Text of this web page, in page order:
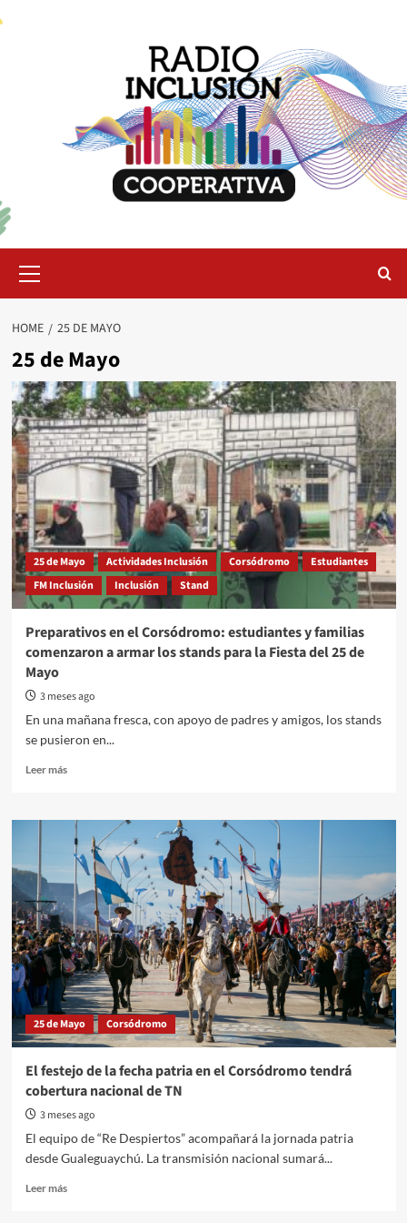
Menu
HOME 25 DE MAYO
25 de Mayo
25 de Mayo Actividades Inclusión Corsódromo
Estudiantes
FM Inclusión
Inclusión Stand
Preparativos en el Corsódromo: estudiantes y familias
comenzaron a armar los stands para la Fiesta del 25 de
Mayo
3 meses ago
En una mañana fresca, con apoyo de padres y amigos, los stands
se pusieron en...
Leer másRead
Preparativos
en
el
Corsódromo:
estudiantes
familias
comenzaron
a
armar
los
stands
para
la
del
25
de
25 de Mayo Corsódromo
El festejo de la fecha patria en el Corsódromo tendrá
cobertura nacional de TN
3 meses ago
El equipo de “Re Despiertos” acompañará la jornada patria
desde Gualeguaychú. La transmisión nacional sumará...
Leer másRead